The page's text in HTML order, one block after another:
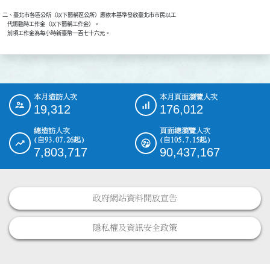
二、臺北市各區公所（以下簡稱區公所）應依本基準發放臺北市市民以工
    代賑臨時工作金（以下簡稱工作金）。
    前項工作金為每小時新臺幣一百七十六元。
::: 本月造訪人次
19,312
本月頁面瀏覽人次
176,012
總造訪人次
(自93.07.26起)
7,803,717
頁面總瀏覽人次
(自105.7.15起)
90,437,167
政府網站資料開放宣告
隱私權及資訊安全政策